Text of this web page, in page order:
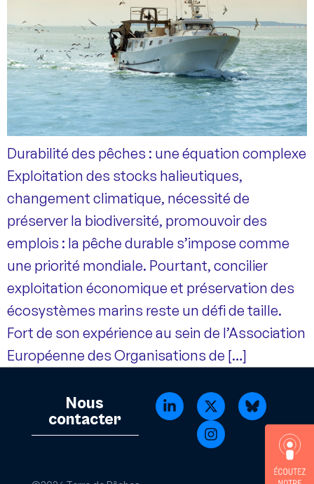
Durabilité des pêches : une équation complexe
Exploitation des stocks halieutiques,
changement climatique, nécessité de
préserver la biodiversité, promouvoir des
emplois : la pêche durable s’impose comme
une priorité mondiale. Pourtant, concilier
exploitation économique et préservation des
écosystèmes marins reste un défi de taille.
Fort de son expérience au sein de l’Association
Européenne des Organisations de […]
Nous
contacter